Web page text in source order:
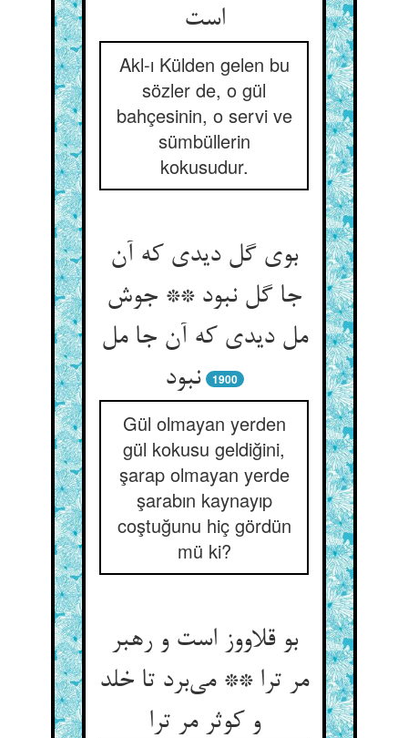
است‌‌
Akl-ı Külden gelen bu
sözler de, o gül
bahçesinin, o servi ve
sümbüllerin
kokusudur.
بوی گل دیدی که آن
جا گل نبود ** جوش
مل دیدی که آن جا مل
نبود
1900
Gül olmayan yerden
gül kokusu geldiğini,
şarap olmayan yerde
şarabın kaynayıp
coştuğunu hiç gördün
mü ki?
بو قلاووز است و رهبر
مر ترا ** می‌‌برد تا خلد
و کوثر مر ترا